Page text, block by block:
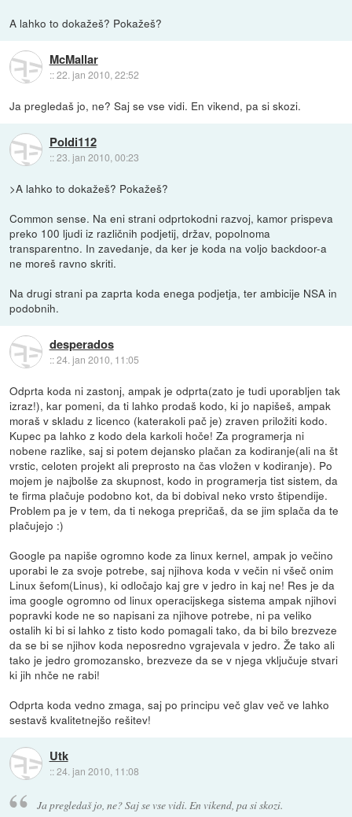
A lahko to dokažeš? Pokažeš?
McMallar
::22. jan 2010, 22:52
Ja pregledaš jo, ne? Saj se vse vidi. En vikend, pa si skozi.
Poldi112
::23. jan 2010, 00:23
>A lahko to dokažeš? Pokažeš?
Common sense. Na eni strani odprtokodni razvoj, kamor prispeva
preko 100 ljudi iz različnih podjetij, držav, popolnoma
transparentno. In zavedanje, da ker je koda na voljo backdoor-a
ne moreš ravno skriti.
Na drugi strani pa zaprta koda enega podjetja, ter ambicije NSA in
podobnih.
desperados
::24. jan 2010, 11:05
Odprta koda ni zastonj, ampak je odprta(zato je tudi uporabljen tak
izraz!), kar pomeni, da ti lahko prodaš kodo, ki jo napišeš, ampak
moraš v skladu z licenco (katerakoli pač je) zraven priložiti kodo.
Kupec pa lahko z kodo dela karkoli hoče! Za programerja ni
nobene razlike, saj si potem dejansko plačan za kodiranje(ali na št
vrstic, celoten projekt ali preprosto na čas vložen v kodiranje). Po
mojem je najbolše za skupnost, kodo in programerja tist sistem, da
te firma plačuje podobno kot, da bi dobival neko vrsto štipendije.
Problem pa je v tem, da ti nekoga prepričaš, da se jim splača da te
plačujejo :)
Google pa napiše ogromno kode za linux kernel, ampak jo večino
uporabi le za svoje potrebe, saj njihova koda v večin ni všeč onim
Linux šefom(Linus), ki odločajo kaj gre v jedro in kaj ne! Res je da
ima google ogromno od linux operacijskega sistema ampak njihovi
popravki kode ne so napisani za njihove potrebe, ni pa veliko
ostalih ki bi si lahko z tisto kodo pomagali tako, da bi bilo brezveze
da se bi se njihov koda neposredno vgrajevala v jedro. Že tako ali
tako je jedro gromozansko, brezveze da se v njega vključuje stvari
ki jih nhče ne rabi!
Odprta koda vedno zmaga, saj po principu več glav več ve lahko
sestavš kvalitetnejšo rešitev!
Utk
::24. jan 2010, 11:08
Ja pregledaš jo, ne? Saj se vse vidi. En vikend, pa si skozi.